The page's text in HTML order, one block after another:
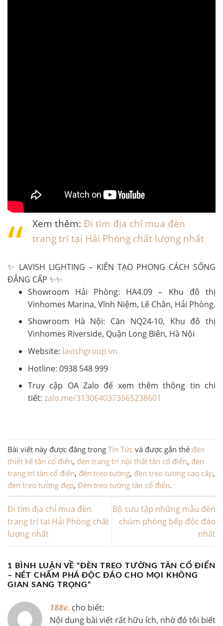
Xem thêm: Đi tìm địa chỉ mua đèn
trang trí tại Hải Phòng chất lượng nhất
✨ LAVISH LIGHTING – KIẾN TẠO PHONG CÁCH SỐNG
ĐẲNG CẤP ✨✨
Showroom Hải Phòng: HA4.09 – Khu đô thị
Vinhomes Marina, Vĩnh Niệm, Lê Chân, Hải Phòng.
Showroom Hà Nội: Căn NQ24-10, Khu đô thị
Vinhomes Riverside, Quận Long Biên, Hà Nội
Website: lavishgroup.vn
Hotline: 0938 548 999
Truy cập OA Zalo để xem thêm thông tin chi
tiết: zalo.me/3130640373565238601
Bài viết này được đăng trong Tin Tức và được gắn thẻ đèn
thiết kế tân cổ điển, đèn trang trí nội thất tân cổ điển, đèn
trang trí tân cổ điển, đèn treo tường, đèn treo tường cao cấp,
đèn treo tường đẹp, Đèn treo tường tân cổ điển.
Đi tìm địa chỉ mua đèn
trang trí tại Hải Phòng chất
lượng nhất
Bộ sưu tập những mẫu đèn
chùm phòng bếp độc đáo
nhất
1 BÌNH LUẬN VỀ “ĐÈN TREO TƯỜNG TÂN CỔ ĐIỂN
– NÉT CHẤM PHÁ ĐỘC ĐÁO CHO MỌI KHÔNG
GIAN SANG TRỌNG”
188v. cho biết:
Nội dung bài viết rất hữu ích, nhờ đó tôi biết